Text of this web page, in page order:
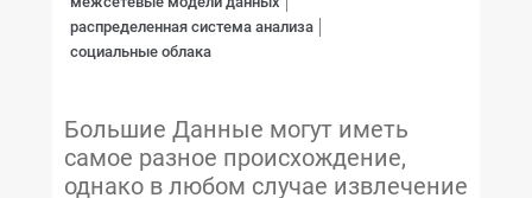
распределенная система анализа
социальные облака
Большие Данные могут иметь
самое разное происхождение,
однако в любом случае извлечение